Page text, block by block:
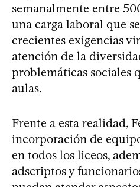
semanalmente entre
una carga laboral que
crecientes exigencias
atención de la
problemáticas sociales
aulas.
Frente a esta realidad,
incorporación de
en todos los liceos,
adscriptos y